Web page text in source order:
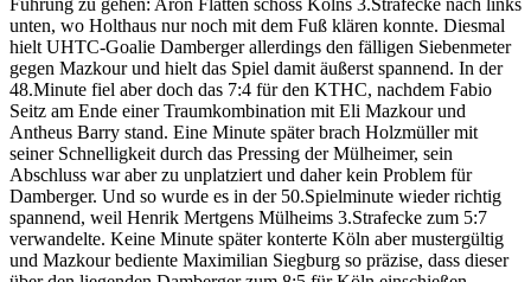
Führung zu gehen: Aron Flatten schoss Kölns 3.Strafecke nach links
unten, wo Holthaus nur noch mit dem Fuß klären konnte. Diesmal
hielt UHTC-Goalie Damberger allerdings den fälligen Siebenmeter
gegen Mazkour und hielt das Spiel damit äußerst spannend. In der
48.Minute fiel aber doch das 7:4 für den KTHC, nachdem Fabio
Seitz am Ende einer Traumkombination mit Eli Mazkour und
Antheus Barry stand. Eine Minute später brach Holzmüller mit
seiner Schnelligkeit durch das Pressing der Mülheimer, sein
Abschluss war aber zu unplatziert und daher kein Problem für
Damberger. Und so wurde es in der 50.Spielminute wieder richtig
spannend, weil Henrik Mertgens Mülheims 3.Strafecke zum 5:7
verwandelte. Keine Minute später konterte Köln aber mustergültig
und Mazkour bediente Maximilian Siegburg so präzise, dass dieser